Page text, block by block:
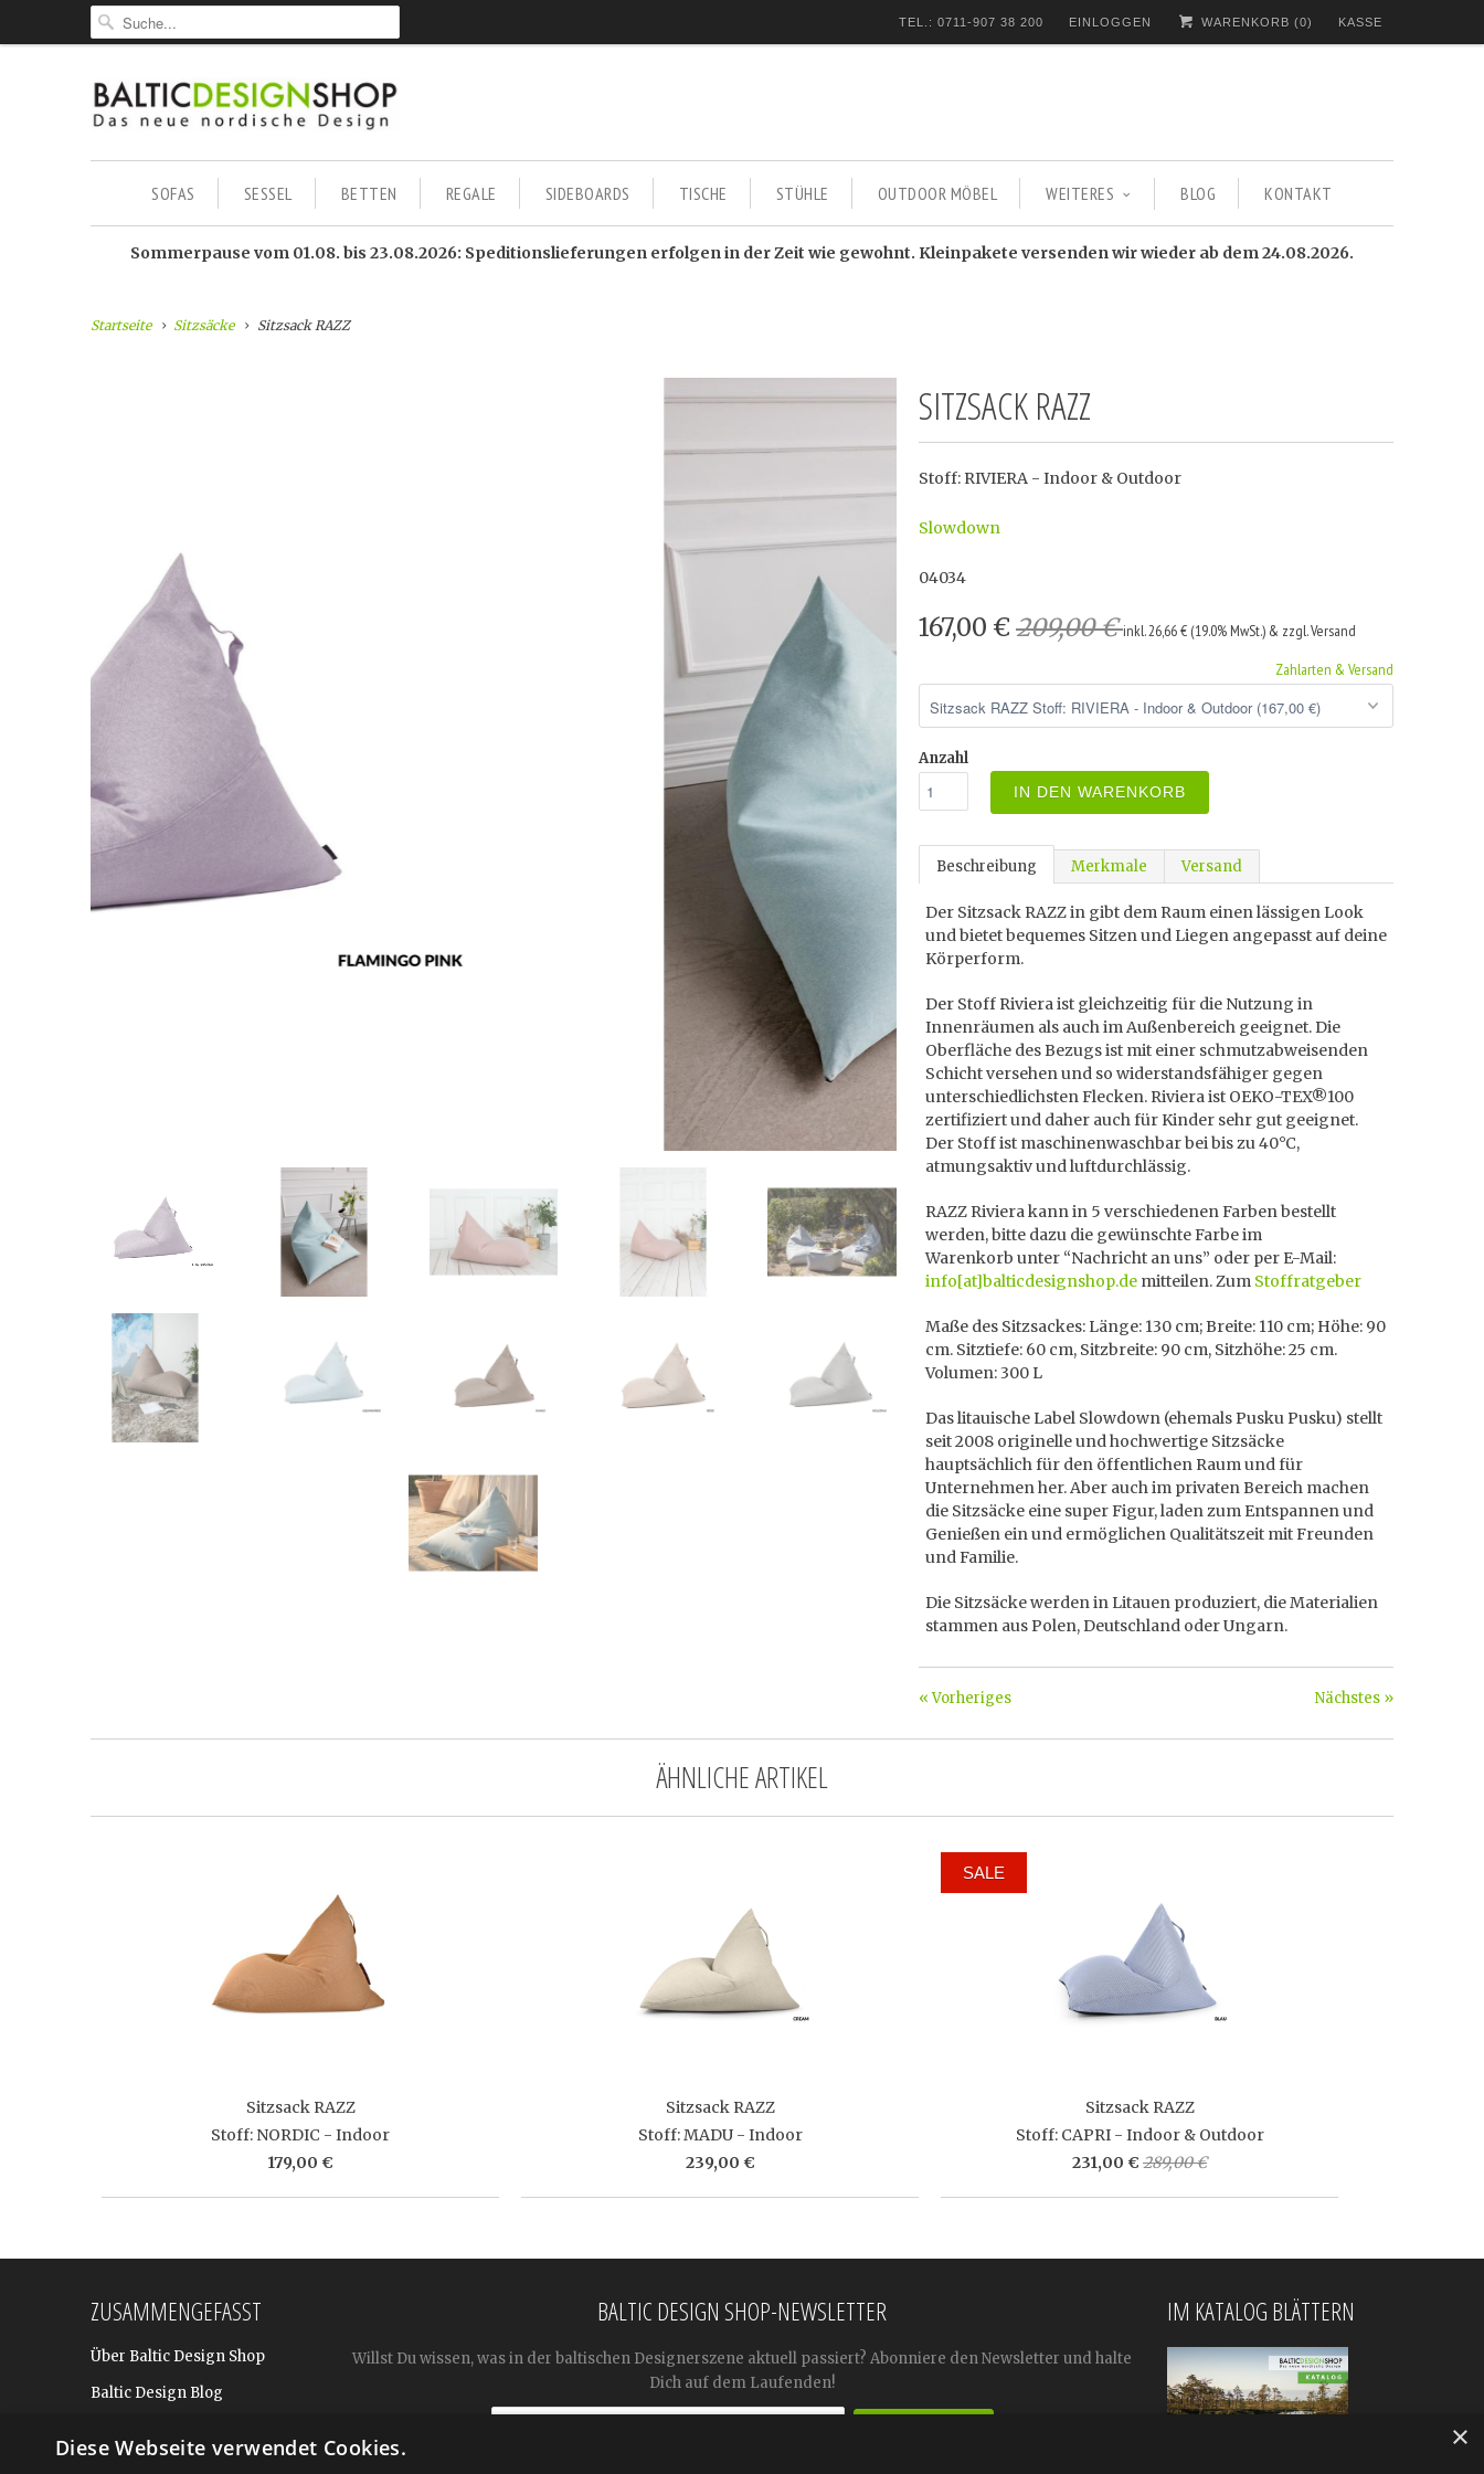
TEL.: 0711-907 38 200 EINLOGGEN WARENKORB (0) KASSE
SOFAS SESSEL BETTEN REGALE SIDEBOARDS TISCHE STÜHLE OUTDOOR MÖBEL WEITERES BLOG KONTAKT
Sommerpause vom 01.08. bis 23.08.2026: Speditionslieferungen erfolgen in der Zeit wie gewohnt. Kleinpakete versenden wir wieder ab dem 24.08.2026.
Startseite Sitzsäcke Sitzsack RAZZ
SITZSACK RAZZ
Stoff: RIVIERA - Indoor & Outdoor
Slowdown
04034
167,00 € 209,00 €inkl. 26,66 € (19.0% MwSt.) & zzgl. Versand
Zahlarten & Versand
Anzahl
IN DEN WARENKORB
Beschreibung Merkmale Versand
Der Sitzsack RAZZ in gibt dem Raum einen lässigen Look
und bietet bequemes Sitzen und Liegen angepasst auf deine
Körperform.
Der Stoff Riviera ist gleichzeitig für die Nutzung in
Innenräumen als auch im Außenbereich geeignet. Die
Oberfläche des Bezugs ist mit einer schmutzabweisenden
Schicht versehen und so widerstandsfähiger gegen
unterschiedlichsten Flecken. Riviera ist OEKO-TEX®100
zertifiziert und daher auch für Kinder sehr gut geeignet.
Der Stoff ist maschinenwaschbar bei bis zu 40°C,
atmungsaktiv und luftdurchlässig.
RAZZ Riviera kann in 5 verschiedenen Farben bestellt
werden, bitte dazu die gewünschte Farbe im
Warenkorb unter “Nachricht an uns” oder per E-Mail:
info[at]balticdesignshop.de mitteilen. Zum Stoffratgeber
Maße des Sitzsackes: Länge: 130 cm; Breite: 110 cm; Höhe: 90
cm. Sitztiefe: 60 cm, Sitzbreite: 90 cm, Sitzhöhe: 25 cm.
Volumen: 300 L
Das litauische Label Slowdown (ehemals Pusku Pusku) stellt
seit 2008 originelle und hochwertige Sitzsäcke
hauptsächlich für den öffentlichen Raum und für
Unternehmen her. Aber auch im privaten Bereich machen
die Sitzsäcke eine super Figur, laden zum Entspannen und
Genießen ein und ermöglichen Qualitätszeit mit Freunden
und Familie.
Die Sitzsäcke werden in Litauen produziert, die Materialien
stammen aus Polen, Deutschland oder Ungarn.
Nächstes »
« Vorheriges
ÄHNLICHE ARTIKEL
Sitzsack RAZZ
Stoff: NORDIC - Indoor
179,00 €
Sitzsack RAZZ
Stoff: MADU - Indoor
239,00 €
Sitzsack RAZZ
Stoff: CAPRI - Indoor & Outdoor
231,00 € 289,00 €
SALE
ZUSAMMENGEFASST
Über Baltic Design Shop
Baltic Design Blog
BALTIC DESIGN SHOP-NEWSLETTER
Willst Du wissen, was in der baltischen Designerszene aktuell passiert? Abonniere den Newsletter und halte
Dich auf dem Laufenden!
IM KATALOG BLÄTTERN
×
Diese Webseite verwendet Cookies.